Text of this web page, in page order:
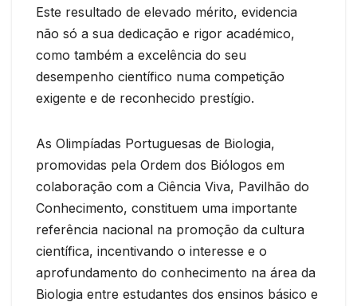
Este resultado de elevado mérito, evidencia
não só a sua dedicação e rigor académico,
como também a excelência do seu
desempenho científico numa competição
exigente e de reconhecido prestígio.
As Olimpíadas Portuguesas de Biologia,
promovidas pela Ordem dos Biólogos em
colaboração com a Ciência Viva, Pavilhão do
Conhecimento, constituem uma importante
referência nacional na promoção da cultura
científica, incentivando o interesse e o
aprofundamento do conhecimento na área da
Biologia entre estudantes dos ensinos básico e